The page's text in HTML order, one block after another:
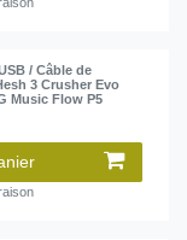
/ Câble de
3 Crusher Evo
Music Flow P5